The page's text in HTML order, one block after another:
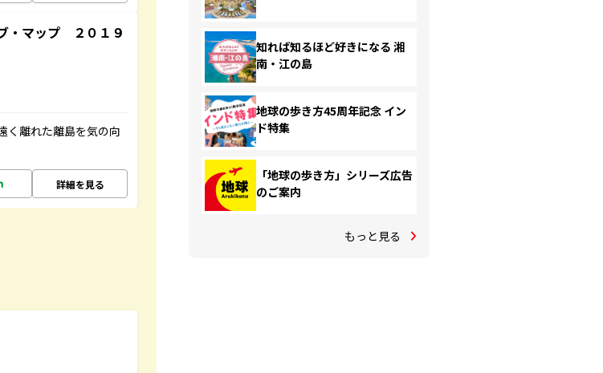
マップ ２０１９
く離れた離島を気の向
詳細を見る
知れば知るほど好きになる 湘
南・江の島
地球の歩き方45周年記念 イン
ド特集
「地球の歩き方」シリーズ広告
のご案内
もっと見る